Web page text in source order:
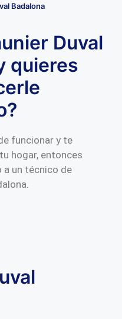
Badalona
Duval
quieres
funcionar y te
hogar, entonces
un técnico de